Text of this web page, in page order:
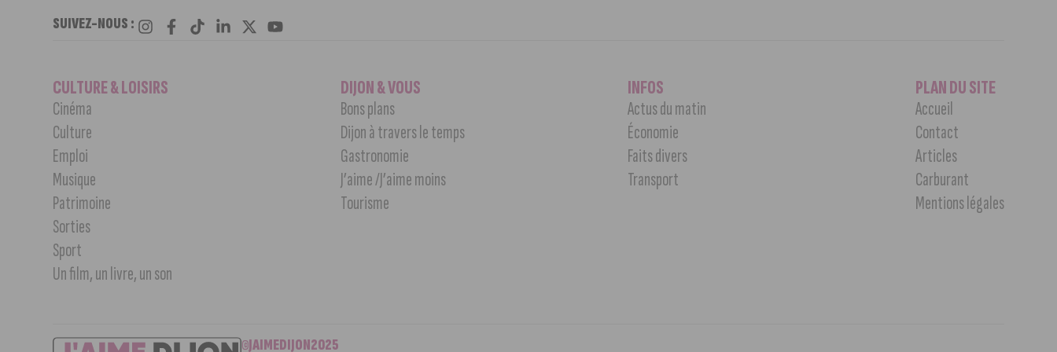
SUIVEZ-NOUS :
CULTURE & LOISIRS
Cinéma
Culture
Emploi
Musique
Patrimoine
Sorties
Sport
Un film, un livre, un son
DIJON & VOUS
Bons plans
Dijon à travers le temps
Gastronomie
J’aime /J’aime moins
Tourisme
INFOS
Actus du matin
Économie
Faits divers
Transport
PLAN DU SITE
Accueil
Contact
Articles
Carburant
Mentions légales
©JAIMEDIJON2025